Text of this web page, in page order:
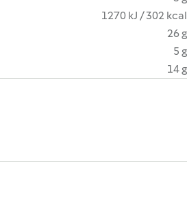
1270 kJ / 302 kcal
26 g
5 g
14 g